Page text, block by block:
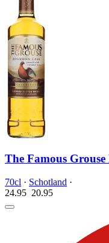
The Famous
70cl · Schotland ·
24.95 20.95